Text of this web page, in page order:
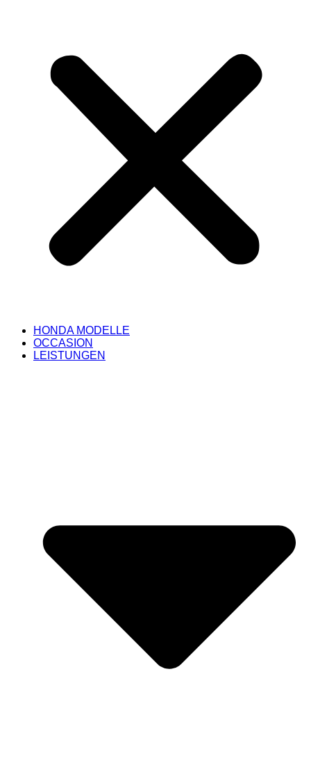
HONDA MODELLE
OCCASION
LEISTUNGEN